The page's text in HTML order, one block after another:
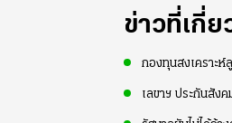
ข่าวที่เกี่ย
กองทุนสงเคราะห์
เลขาฯ ประกันสัง